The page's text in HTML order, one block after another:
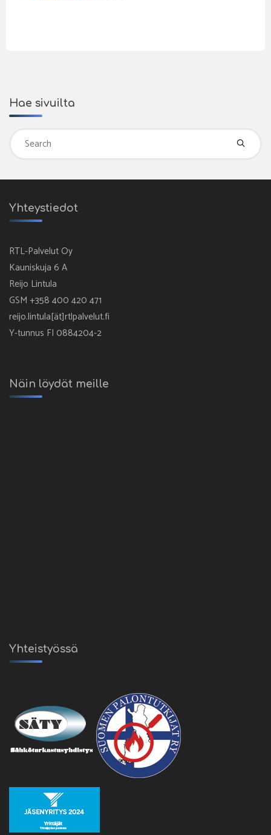
Hae sivuilta
Yhteystiedot
RTL-Palvelut Oy
Kauniskuja 6 A
Reijo Lintula
GSM +358 400 420 471
reijo.lintula[ät]rtlpalvelut.fi
Y-tunnus FI 0884204-2
Näin löydät meille
Yhteistyössä